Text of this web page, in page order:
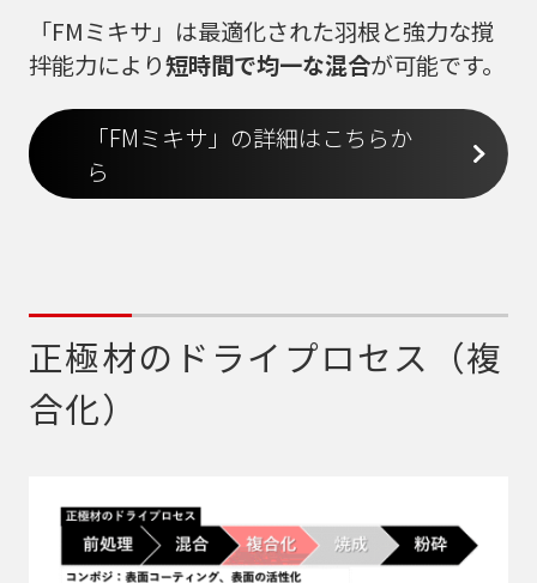
「FMミキサ」は最適化された羽根と強力な撹
拌能力により短時間で均一な混合が可能です。
「FMミキサ」の詳細はこちらか
ら
正極材のドライプロセス（複
合化）